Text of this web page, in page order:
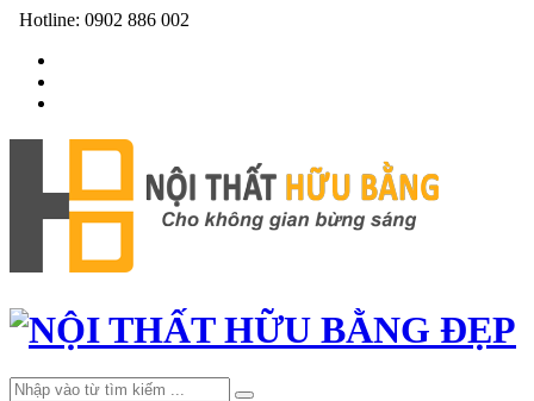
Hotline: 0902 886 002